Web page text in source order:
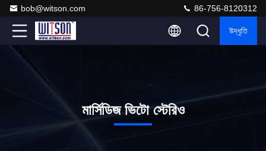
bob@witson.com 86-756-8120312
উদ্ধৃতি
মার্সিডিজ ভিটো স্টেরিও